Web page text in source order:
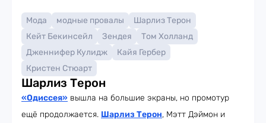
Мода модные провалы
Шарлиз Терон
Кейт Бекинсейл
Зендея
Том Холланд
Дженнифер Кулидж
Кайя Гербер
Кристен Стюарт
Шарлиз Терон
«Одиссея» вышла на большие экраны, но промотур
ещё продолжается. Шарлиз Терон, Мэтт Дэймон и